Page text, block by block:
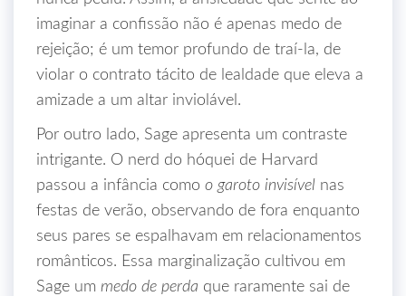
imaginar a confissão não é apenas medo de
rejeição; é um temor profundo de traí-la, de
violar o contrato tácito de lealdade que eleva a
amizade a um altar inviolável.
Por outro lado, Sage apresenta um contraste
intrigante. O nerd do hóquei de Harvard
passou a infância como o garoto invisível nas
festas de verão, observando de fora enquanto
seus pares se espalhavam em relacionamentos
românticos. Essa marginalização cultivou em
Sage um medo de perda que raramente sai de